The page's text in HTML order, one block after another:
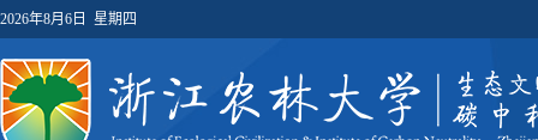
2026年8月6日 星期四